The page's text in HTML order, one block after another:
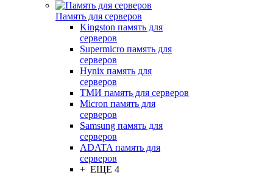
Память для серверов
Kingston память для
серверов
Supermicro память для
серверов
Hynix память для
серверов
ТМИ память для серверов
Micron память для
серверов
Samsung память для
серверов
ADATA память для
серверов
+ ЕЩЕ 4